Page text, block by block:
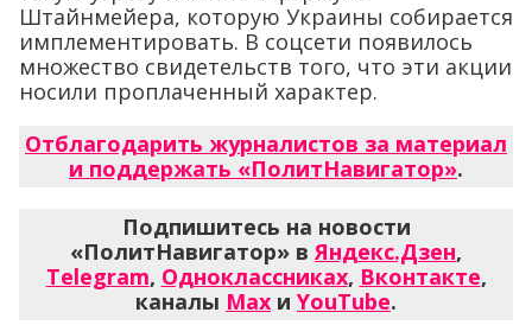
Штайнмейера, которую Украины собирается
имплементировать. В соцсети появилось
множество свидетельств того, что эти акции
носили проплаченный характер.
Отблагодарить журналистов за материал
и поддержать «ПолитНавигатор».
Подпишитесь на новости
«ПолитНавигатор» вЯндекс.Дзен,
Telegram, Одноклассниках, Вконтакте,
каналы Max и YouTube.